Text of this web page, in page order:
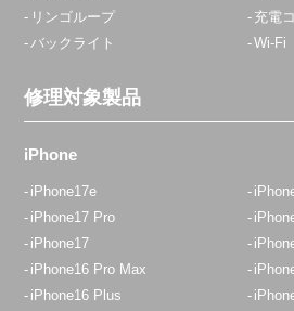
リンゴループ
充電
バックライト
Wi-Fi
修理対象製品
iPhone
iPhone17e
iPhone17 Pro
iPhone17
iPhone16 Pro Max
iPhone16 Plus